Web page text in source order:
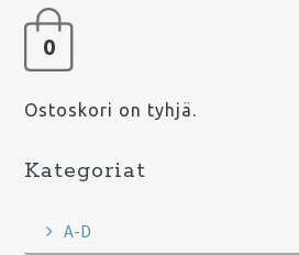
0
Ostoskori on tyhjä.
Kategoriat
A-D